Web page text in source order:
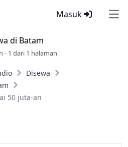
Masuk
di Batam
- 1 dari 1 halaman
Disewa
50 juta-an